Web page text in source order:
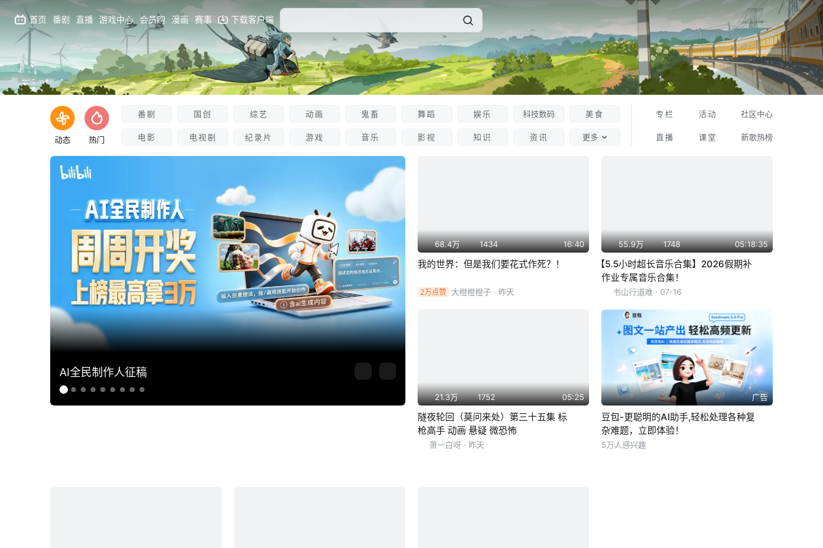
首页 番剧 直播 游戏中心 会员购 漫画 赛事 下载客户端
动态 热门
番剧
电影
国创
电视剧
综艺
纪录片
动画
游戏
鬼畜
音乐
舞蹈
影视
娱乐
知识
科技数码
资讯
美食
更多
专栏
直播
活动
课堂
社区中心
新歌热榜
AI全民制作人征稿
68.4万 1434 16:40
我的世界：但是我们要花式作死？！
2万点赞 大橙橙橙子 · 昨天
55.9万 1748 05:18:35
【5.5小时超长音乐合集】2026假期补
作业专属音乐合集！
书山行道难 · 07-16
21.3万 1752 05:25
隧夜轮回（莫问来处）第三十五集 标
枪高手 动画 悬疑 微恐怖
萧一白呀 · 昨天
广告
豆包-更聪明的AI助手,轻松处理各种复
杂难题，立即体验！
5万人感兴趣